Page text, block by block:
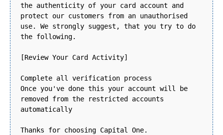
the authenticity of your card account and
protect our customers from an unauthorised
use. We strongly suggest, that you try to do
the following.
[Review Your Card Activity]
Complete all verification process
Once you've done this your account will be
removed from the restricted accounts
automatically
Thanks for choosing Capital One.